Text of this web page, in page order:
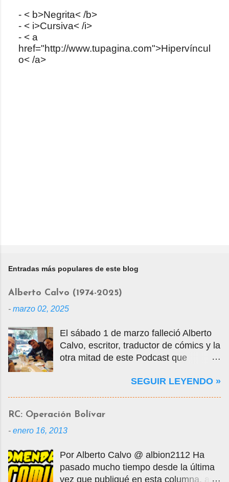
n
c
o
m
e
- < b>Negrita< /b>
- < i>Cursiva< /i>
- < a
href="http://www.tupagina.com">Hipervíncul
o< /a>
Entradas más populares de este blog
Alberto Calvo (1974-2025)
- marzo 02, 2025
El sábado 1 de marzo falleció Alberto
Calvo, escritor, traductor de cómics y la
otra mitad de este Podcast que
14 años. La foto que ven es una selfie
que nos tomamos en marzo de 2020
mis vacaciones, justo antes de que
empezara la pandemia por el Covid-
gentileza de mostrarme muchos
lugares de la ciudad y ayudarme a
SEGUIR LEYENDO »
RC: Operación Bolívar
- enero 16, 2013
Por Alberto Calvo @ albion2112 Ha
pasado mucho tiempo desde la última
vez que publiqué en esta columna, así